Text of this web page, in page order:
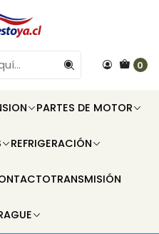
0
PARTES DE MOTOR
REFRIGERACIÓN
TRANSMISIÓN